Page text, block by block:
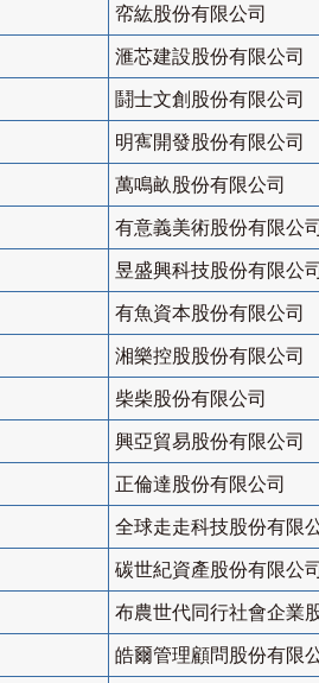
帟紘股份有限公司
滙芯建設股份有限公司
鬪士文創股份有限公司
明寯開發股份有限公司
萬鳴畝股份有限公司
有意義美術股份有限公司
昱盛興科技股份有限公司
有魚資本股份有限公司
湘樂控股股份有限公司
柴柴股份有限公司
興亞貿易股份有限公司
正倫達股份有限公司
全球走走科技股份有限
碳世紀資產股份有限公司
布農世代同行社會企業
皓爾管理顧問股份有限